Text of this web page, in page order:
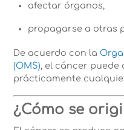
afectar órganos,
propagarse a otras
De acuerdo con la
(OMS), el cáncer puede
prácticamente
¿Cómo se